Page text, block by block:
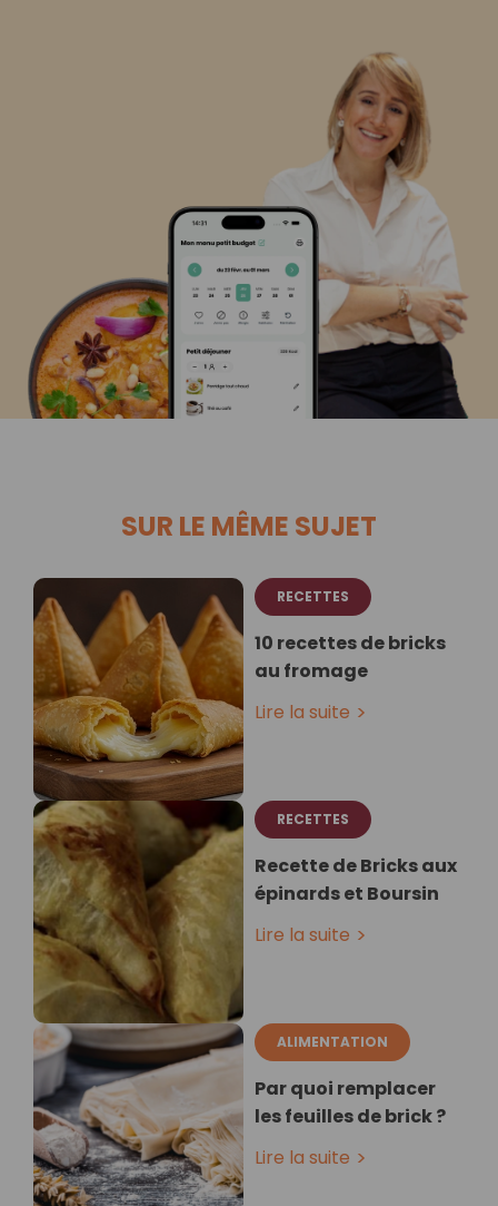
SUR LE MÊME SUJET
RECETTES
10 recettes de bricks
au fromage
Lire la suite
RECETTES
Recette de Bricks aux
épinards et Boursin
Lire la suite
ALIMENTATION
Par quoi remplacer
les feuilles de brick ?
Lire la suite